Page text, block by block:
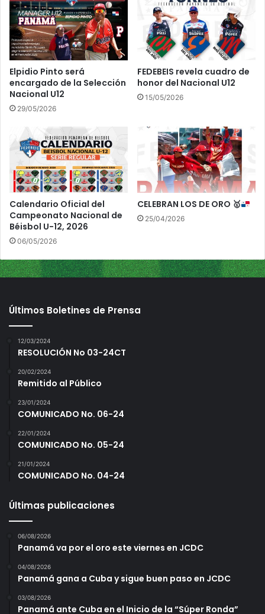
d
i
a
U
1
8
s
i
c
o
u
n
i
i
a
l
m
n
t
o
n
Elpidio Pinto será
encargado de la Selección
Nacional U12
29/05/2026
FEDEBEIS revela cuadro de
honor del Nacional U12
15/05/2026
Calendario Oficial del
Campeonato Nacional de
Béisbol U-12, 2026
06/05/2026
CELEBRAN LOS DE ORO 🥇
25/04/2026
Últimos Boletines de Prensa
12/03/2024
RESOLUCIÓN No 03-24CT
20/02/2024
Remitido al Público
23/01/2024
COMUNICADO No. 06-24
22/01/2024
COMUNICADO No. 05-24
21/01/2024
COMUNICADO No. 04-24
Últimas publicaciones
06/08/2026
Panamá va por el oro este viernes en JCDC
04/08/2026
Panamá gana a Cuba y sigue buen paso en JCDC
03/08/2026
Panamá ante Cuba en el Inicio de la “Súper Ronda”